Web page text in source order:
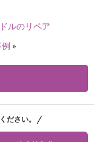
ルのリペア
»
ださい。